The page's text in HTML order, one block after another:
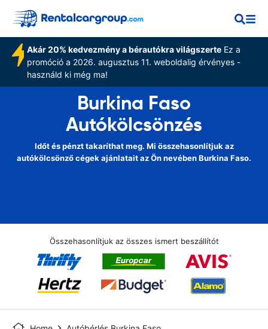
Akár 20% kedvezmény a bérautókra világszerteEz a
promóció a 2026. augusztus 11. weboldalig érvényes -
használd ki még ma!
Burkina Faso
Autókölcsönzés
Időt és pénzt takaríthat meg. Mi összehasonlítjuk az
autókölcsönző cégek ajánlatait az Ön nevében Burkina Faso.
Összehasonlítjuk az összes ismert beszállítót